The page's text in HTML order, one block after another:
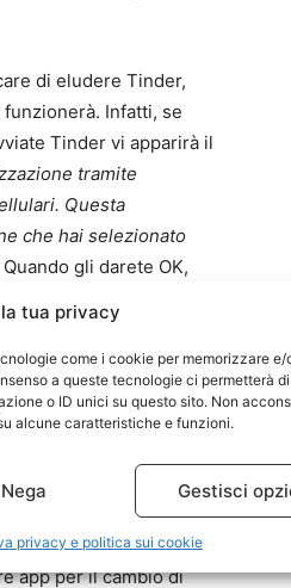
tua privacy
come i cookie per memorizzare e/
a queste tecnologie ci permetterà di
o ID unici su questo sito. Non
alcune caratteristiche e funzioni.
Nega Gestisci
privacy e politica sui cookie
di eludere Tinder,
Infatti, se
Tinder vi apparirà il
tramite
Questa
che hai selezionato
Quando gli darete OK,
in realtà non è
senza pagare
una versione vecchia
di
perché qui si trovano
scaricare, ad esempio
app per il cambio di